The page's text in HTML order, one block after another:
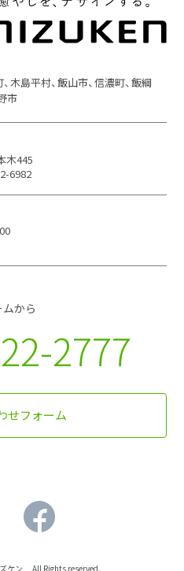
木島平村、飯山市、信濃町、飯綱
市
木445
6982
から
2777
せフォーム
ケン All Rights reserved.